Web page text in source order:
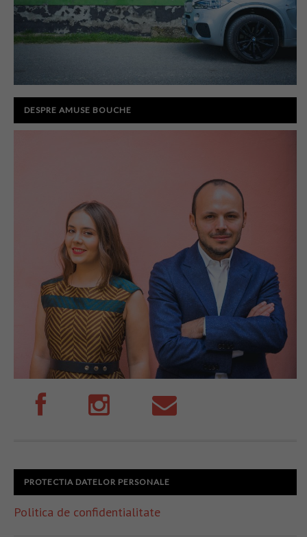
DESPRE AMUSE BOUCHE
PROTECTIA DATELOR PERSONALE
Politica de confidentialitate